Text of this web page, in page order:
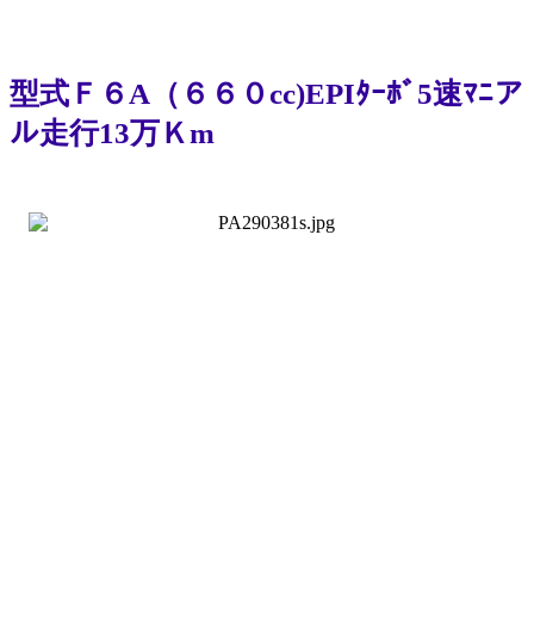
型式Ｆ６A（６６０cc)EPIﾀｰﾎﾞ5速ﾏﾆア
ル走行13万Ｋm